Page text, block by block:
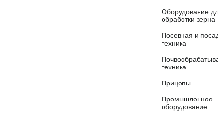
Оборудование
обработки зерна
Посевная и
техника
техника
Прицепы
Промышленное
оборудование